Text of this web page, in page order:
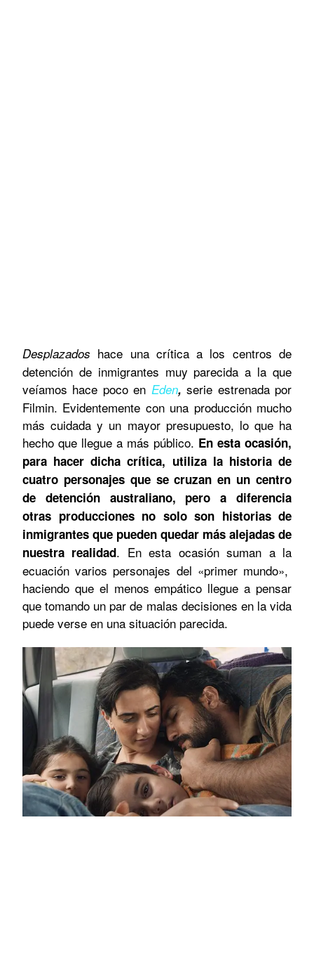
Desplazados hace una crítica a los centros de
detención de inmigrantes muy parecida a la que
veíamos hace poco en Eden,serie estrenada por
Filmin. Evidentemente con una producción mucho
más cuidada y un mayor presupuesto, lo que ha
hecho que llegue a más público. En esta ocasión,
para hacer dicha crítica, utiliza la historia de
cuatro personajes que se cruzan en un centro
de detención australiano, pero a diferencia
otras producciones no solo son historias de
inmigrantes que pueden quedar más alejadas de
nuestra realidad. En esta ocasión suman a la
ecuación varios personajes del «primer mundo»,
haciendo que el menos empático llegue a pensar
que tomando un par de malas decisiones en la vida
puede verse en una situación parecida.